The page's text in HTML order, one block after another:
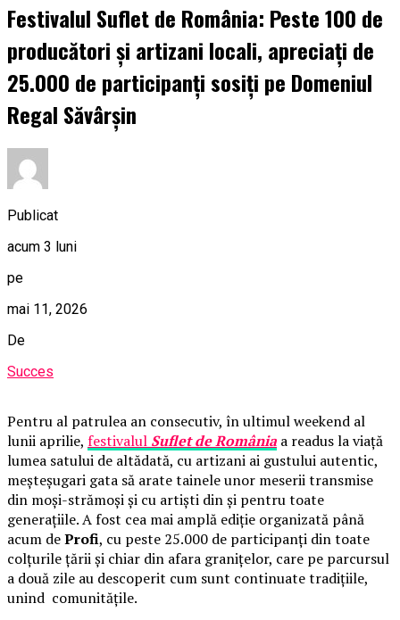
Festivalul Suflet de România: Peste 100 de
producători și artizani locali, apreciați de
25.000 de participanți sosiți pe Domeniul
Regal Săvârșin
Publicat
acum 3 luni
pe
mai 11, 2026
De
Succes
Pentru al patrulea an consecutiv, în ultimul weekend al
lunii aprilie, festivalul Suflet de România a readus la viață
lumea satului de altădată, cu artizani ai gustului autentic,
meșteșugari gata să arate tainele unor meserii transmise
din moși-strămoși și cu artiști din și pentru toate
generațiile. A fost cea mai amplă ediție organizată până
acum deProfi, cu peste 25.000 de participanți din toate
colțurile țării și chiar din afara granițelor, care pe parcursul
a două zile au descoperit cum sunt continuate tradițiile,
unind comunitățile.